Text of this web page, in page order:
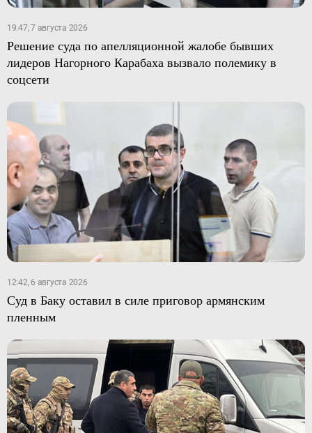
19:47, 7 августа 2026
Решение суда по апелляционной жалобе бывших
лидеров Нагорного Карабаха вызвало полемику в
соцсети
12:42, 6 августа 2026
Суд в Баку оставил в силе приговор армянским
пленным